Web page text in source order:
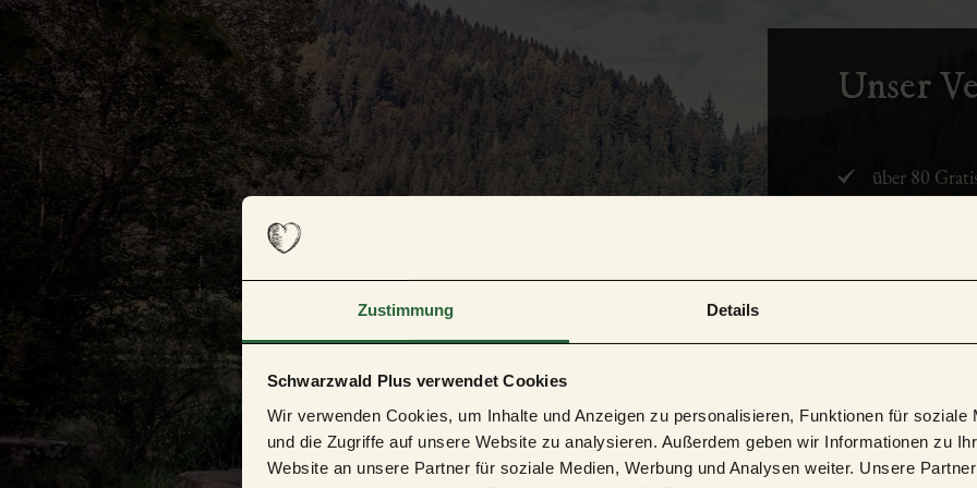
Zustimmung Details
Schwarzwald Plus verwendet Cookies
Wir verwenden Cookies, um Inhalte und Anzeigen zu personalisieren, Funktionen für soziale
und die Zugriffe auf unsere Website zu analysieren. Außerdem geben wir Informationen zu
Website an unsere Partner für soziale Medien, Werbung und Analysen weiter. Unsere
Unser
über 80
den echten
keine
Gastgeber